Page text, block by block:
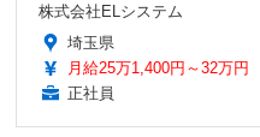
株式会社ELシステム
埼玉県
月給25万1,400円～32万円
正社員